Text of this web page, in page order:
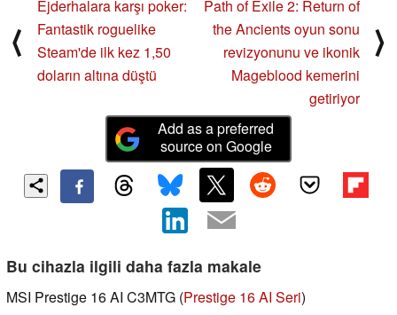
⟨
Ejderhalara karşı poker:
Fantastik roguelike
Steam'de ilk kez 1,50
doların altına düştü
Path of Exile 2: Return of
the Ancients oyun sonu
revizyonunu ve ikonik
Mageblood kemerini
getiriyor
⟩
Add as a preferred
source on Google
Bu cihazla ilgili daha fazla makale
MSI Prestige 16 AI C3MTG (Prestige 16 AI Seri)